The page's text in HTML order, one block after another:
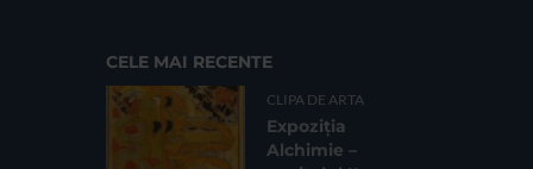
CELE MAI RECENTE
CLIPA DE ARTA
Expoziția
Alchimie –